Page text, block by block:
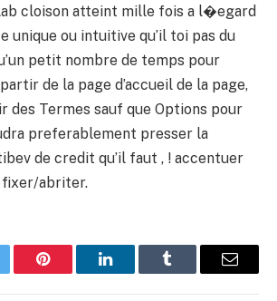
cloison atteint mille fois a l�egard
unique ou intuitive qu’il toi pas du
petit nombre de temps pour
de la page d’accueil de la page,
des Termes sauf que Options pour
preferablement presser la
de credit qu’il faut , ! accentuer
abriter.
Pinterest LinkedInTumblr Email